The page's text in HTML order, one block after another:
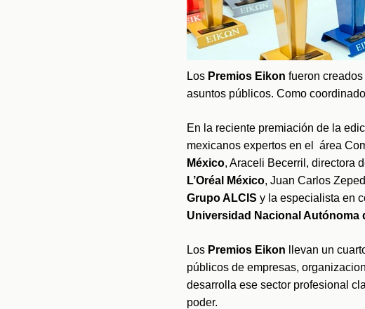
Los Premios Eikon fueron
asuntos públicos. Como
En la reciente premiación de la
mexicanos expertos en el  área
México
L’Oréal México, Juan Carlos
Grupo ALCIS
Universidad Nacional Autónoma
Los Premios Eikon
llevan un
públicos de empresas,
desarrolla ese sector profesional
poder.